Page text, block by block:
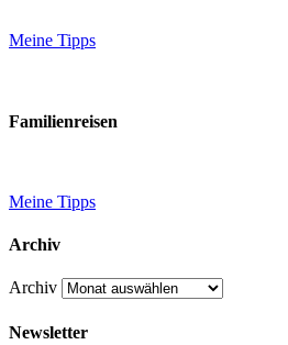
Meine Tipps
Familienreisen
Meine Tipps
Archiv
Archiv
Newsletter